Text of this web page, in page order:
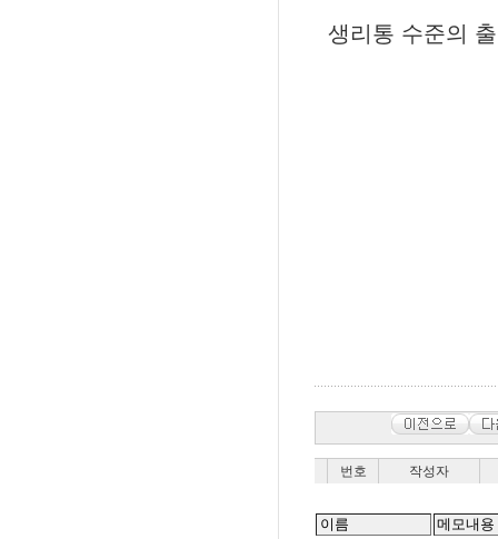
생리통 수준의
번호 작성자